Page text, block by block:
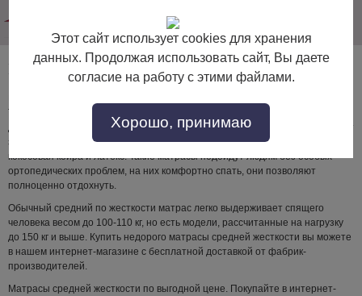
Матрасы средней жесткости
Такими бывают матрасы пружинные и беспружинные, многослойные,
двусторонние, ортопедические. Жесткость среднего уровня обеспечивают
зависимые пружины или независимые пружинные блоки, а также
кокосовая койра и латекс. Такие матрасы подойдут людям без особых
ортопедических проблем, на них комфортно спать, они позволяют
полноценно отдохнуть.
Обычный средний по жесткости матрас легко выдерживает спящего
человека весом до 100-110 кг, но есть модели, рассчитанные на нагрузку
до 150 кг и выше. Купить недорого матрасы средней жесткости вы можете
в нашем интернет-магазине с бесплатной доставкой от фабрик-
производителей.
Матрасы средней жесткости по выгодной цене. Покупайте в интернет-
Этот сайт использует cookies для хранения
данных. Продолжая использовать сайт, Вы даете
согласие на работу с этими файлами.
Хорошо, принимаю